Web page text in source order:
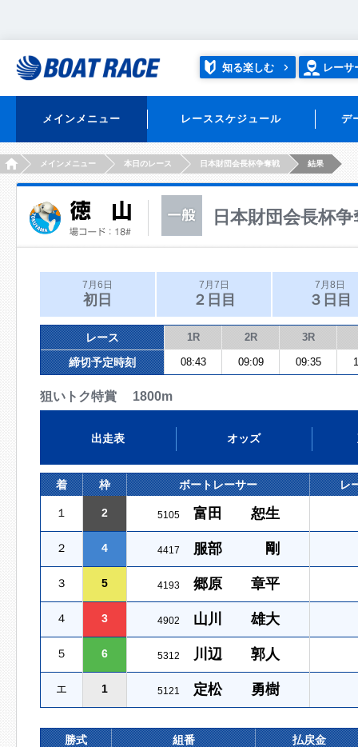
知る楽しむ レーサ
メインメニュー レーススケジュール デ
HOMEメインメニュー 本日のレース 日本財団会長杯争奪戦 結果
日本財団会長杯
7月6日
初日
7月7日
２日目
7月8日
３日目
レース 1R 2R 3R
締切予定時刻 08:43 09:09 09:35
狙いトク特賞 1800m
出走表 オッズ
着 枠 ボートレーサー レ
１ 2 5105 富田 恕生
２ 4 4417 服部 剛
３ 5 4193 郷原 章平
４ 3 4902 山川 雄大
５ 6 5312 川辺 郭人
エ 1 5121 定松 勇樹
勝式 組番 払戻金